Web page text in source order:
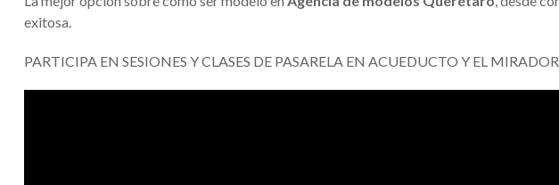
exitosa.
PARTICIPA EN SESIONES Y CLASES DE PASARELA EN ACUEDUCTO Y EL